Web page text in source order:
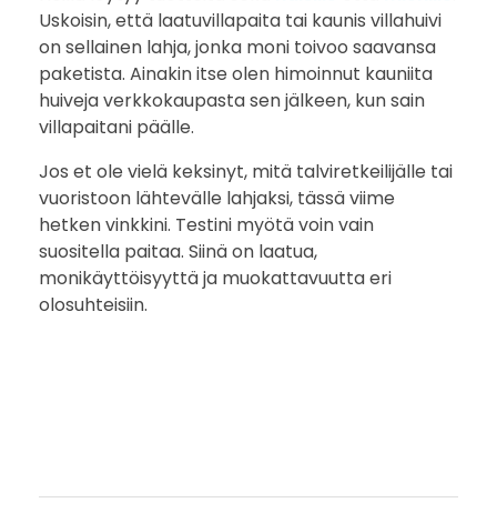
Uskoisin, että laatuvillapaita tai kaunis villahuivi
on sellainen lahja, jonka moni toivoo saavansa
paketista. Ainakin itse olen himoinnut kauniita
huiveja verkkokaupasta sen jälkeen, kun sain
villapaitani päälle.
Jos et ole vielä keksinyt, mitä talviretkeilijälle tai
vuoristoon lähtevälle lahjaksi, tässä viime
hetken vinkkini. Testini myötä voin vain
suositella paitaa. Siinä on laatua,
monikäyttöisyyttä ja muokattavuutta eri
olosuhteisiin.